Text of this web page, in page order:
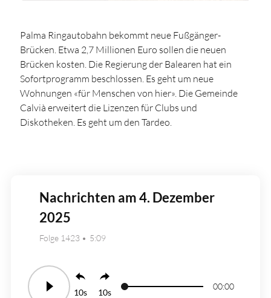
Palma Ringautobahn bekommt neue Fußgänger-
Brücken. Etwa 2,7 Millionen Euro sollen die neuen
Brücken kosten. Die Regierung der Balearen hat ein
Sofortprogramm beschlossen. Es geht um neue
Wohnungen «für Menschen von hier». Die Gemeinde
Calvià erweitert die Lizenzen für Clubs und
Diskotheken. Es geht um den Tardeo.
Nachrichten am 4. Dezember
2025
Folge 1423 5:09
10 10
00:00